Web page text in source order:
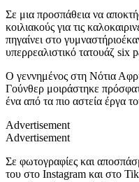
Σε μια προσπάθεια να
κοιλιακούς για τις
πηγαίνει στο
υπερρεαλιστικό τατουάζ six
Ο γεννημένος στη Νότια
Γούνθερ μοιράστηκε
ένα από τα πιο αστεία έργα
Advertisement
Advertisement
Σε φωτογραφίες και
του στο Instagram και στο